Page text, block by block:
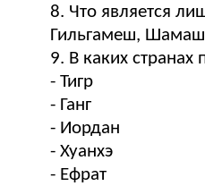
8. Что является
Гильгамеш,
9. В каких странах
- Тигр
- Ганг
- Иордан
- Хуанхэ
- Ефрат